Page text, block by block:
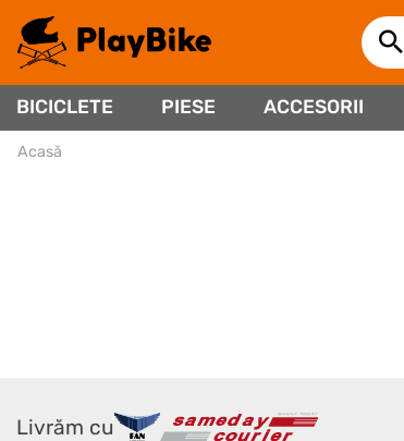
BICICLETE PIESE ACCESORII
Acasă
Livrăm cu